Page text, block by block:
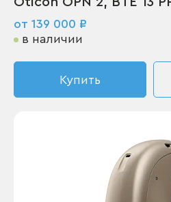
от 139 000 ₽
в наличии
Купить